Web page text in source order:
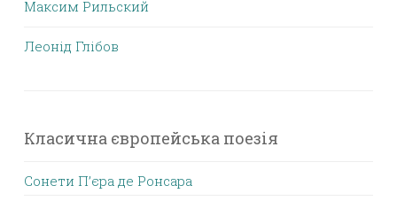
Максим Рильский
Леонід Глібов
Класична європейська поезія
Сонети П’єра де Ронсара